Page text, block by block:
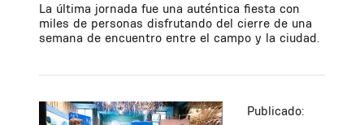
La última jornada fue una auténtica fiesta con
miles de personas disfrutando del cierre de una
semana de encuentro entre el campo y la ciudad.
Publicado: